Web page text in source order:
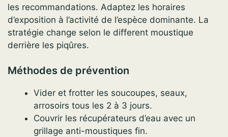
les recommandations. Adaptez les horaires
d’exposition à l’activité de l’espèce dominante. La
stratégie change selon le different moustique
derrière les piqûres.
Méthodes de prévention
Vider et frotter les soucoupes, seaux,
arrosoirs tous les 2 à 3 jours.
Couvrir les récupérateurs d’eau avec un
grillage anti-moustiques fin.